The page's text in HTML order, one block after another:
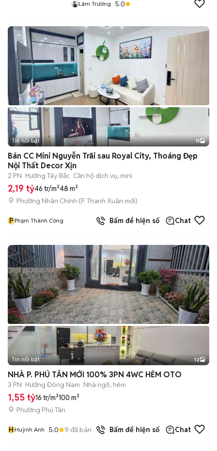
Lâm Trương 5.0
+2
Tin nổi bật 11
Bán CC Mini Nguyễn Trãi sau Royal City, Thoáng Đẹp
Nội Thất Decor Xịn
2 PN Hướng Tây Bắc Căn hộ dịch vụ, mini
2,19 tỷ46 tr/m²48 m²
Phường Nhân Chính (P. Thanh Xuân mới)
P Phạm Thành Công Bấm để hiện số Chat
+2
Tin nổi bật 12
NHÀ P. PHÚ TÂN MỚI 100% 3PN 4WC HẺM OTO
3 PN Hướng Đông Nam Nhà ngõ, hẻm
1,55 tỷ16 tr/m²100 m²
Phường Phú Tân
HHuỳnh Anh 5.0 9 đã bán Bấm để hiện số Chat